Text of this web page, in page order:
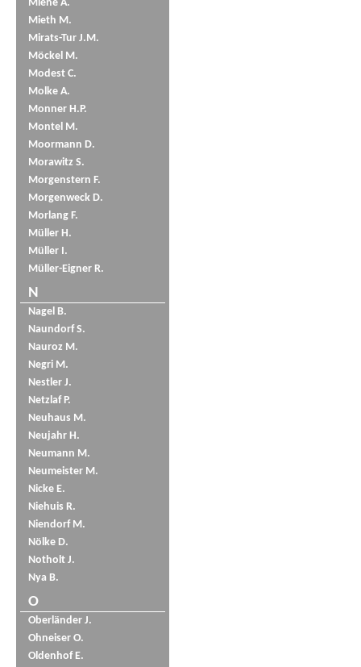
Miene A.
Mieth M.
Mirats-Tur J.M.
Möckel M.
Modest C.
Molke A.
Monner H.P.
Montel M.
Moormann D.
Morawitz S.
Morgenstern F.
Morgenweck D.
Morlang F.
Müller H.
Müller I.
Müller-Eigner R.
N
Nagel B.
Naundorf S.
Nauroz M.
Negri M.
Nestler J.
Netzlaf P.
Neuhaus M.
Neujahr H.
Neumann M.
Neumeister M.
Nicke E.
Niehuis R.
Niendorf M.
Nölke D.
Notholt J.
Nya B.
O
Oberländer J.
Ohneiser O.
Oldenhof E.